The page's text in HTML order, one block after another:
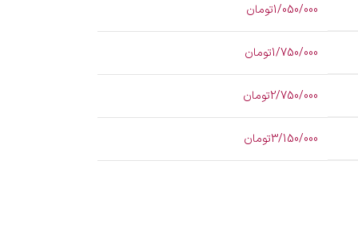
1/050/000تومان
1/750/000تومان
2/750/000تومان
3/150/000تومان